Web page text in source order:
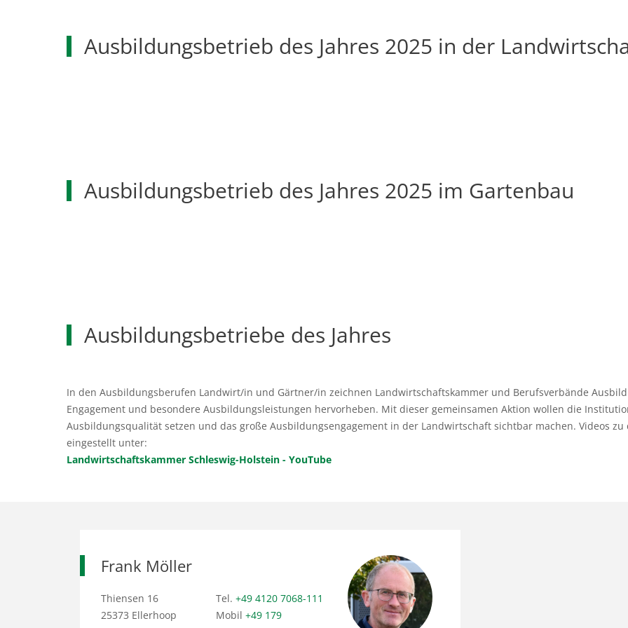
Ausbildungsbetrieb des Jahres 2025 in der
Ausbildungsbetrieb des Jahres 2025 im Gartenbau
Ausbildungsbetriebe des Jahres
In den Ausbildungsberufen Landwirt/in und Gärtner/in zeichnen Landwirtschaftskammer und Berufsverbände
Engagement und besondere Ausbildungsleistungen hervorheben. Mit dieser gemeinsamen Aktion wollen die
Ausbildungsqualität setzen und das große Ausbildungsengagement in der Landwirtschaft sichtbar machen. Videos
eingestellt unter:
Landwirtschaftskammer Schleswig-Holstein - YouTube
Frank Möller
Thiensen 16
25373 Ellerhoop
Tel. +49 4120 7068-111
Mobil +49 179